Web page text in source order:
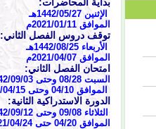
الإثنين 1442/05/27هـ
الموافق 2021/01/11م
توقف دروس الفصل الثاني:
الأربعاء 1442/08/25هـ
الموافق 2021/04/07م
امتحان الفصل الثاني:
السبت 08/28 وحتى 1442/09/03هـ
الموافق 04/10 وحتى 2021/04/15م
الدورة الاستدراكية الثانية:
الثلاثاء 09/08 وحتى 1442/09/12هـ
الموافق 04/20 حتى 2021/04/24م